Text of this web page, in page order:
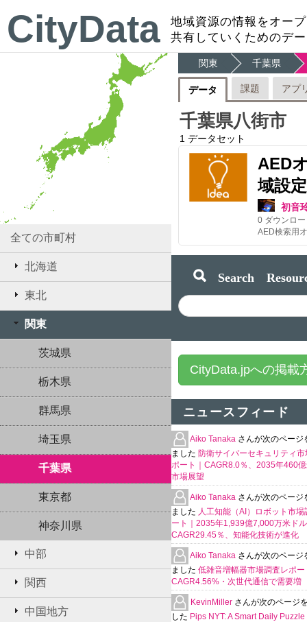
CityData
地域資源の情報をオー
共有していくためのデ
全ての市町村
北海道
東北
関東
茨城県
栃木県
群馬県
埼玉県
千葉県
東京都
神奈川県
中部
関西
中国地方
関東 千葉県
データ 課題 アプ
千葉県八街市
1 データセット
AED
域設
初音
0 ダウンロ
Search
CityData.jpへの掲載
ニュースフィード
Aiko Tanaka さんが次のページ
ました 防衛サイバーセキュリティ
ポート｜CAGR8.0％、2035年460
市場展望
Aiko Tanaka さんが次のページ
ました 人工知能（AI）ロボット市場
ート｜2035年1,939億7,000万米ド
CAGR29.45％、知能化技術が進化
Aiko Tanaka さんが次のページ
ました 低雑音増幅器市場調査レポー
CAGR4.56%・次世代通信で需要増
KevinMiller さんが次のページ
した Pips NYT: A Smart Daily